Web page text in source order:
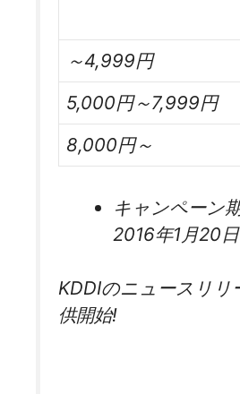
～4,999円
5,000円～7,999円
8,000円～
キャンペーン
2016年1月20
KDDIのニュースリ
供開始!